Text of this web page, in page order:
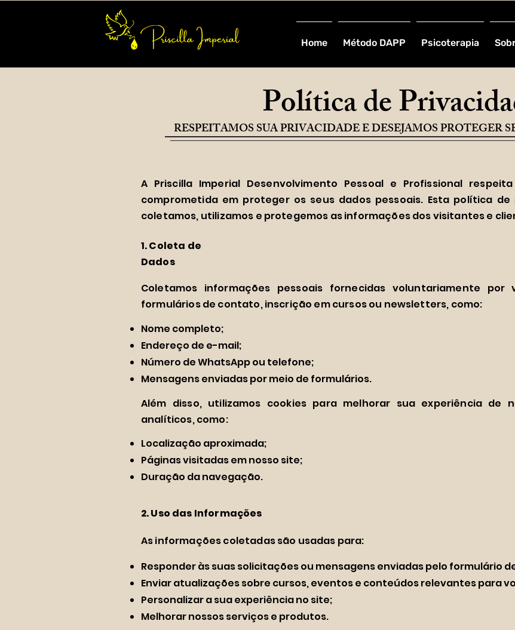
Home Método DAPP Psicoterapia
Política de
RESPEITAMOS SUA PRIVACIDADE E DESEJAMOS PROTEGER
A Priscilla Imperial Desenvolvimento Pessoal e Profissional
comprometida em proteger os seus dados pessoais. Esta política
coletamos, utilizamos e protegemos as informações dos visitantes e
1. Coleta de
Dados
Coletamos informações pessoais fornecidas voluntariamente por
formulários de contato, inscrição em cursos ou newsletters, como:
Nome completo;
Endereço de e-mail;
Número de WhatsApp ou telefone;
Mensagens enviadas por meio de formulários.
Além disso, utilizamos cookies para melhorar sua experiência de
analíticos, como:
Localização aproximada;
Páginas visitadas em nosso site;
Duração da navegação.
2. Uso das Informações
As informações coletadas são usadas para:
Responder às suas solicitações ou mensagens enviadas pelo formulário
Enviar atualizações sobre cursos, eventos e conteúdos relevantes para
Personalizar a sua experiência no site;
Melhorar nossos serviços e produtos.